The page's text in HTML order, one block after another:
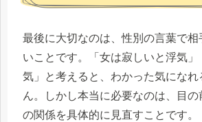
最後に大切なのは、性別の言葉で相
いことです。「女は寂しいと浮気
気」と考えると、わかった気にな
ん。しかし本当に必要なのは、目
の関係を具体的に見直すことです。